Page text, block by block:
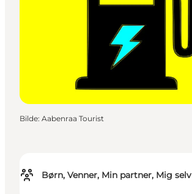
Børn, Venner, Min partner, Mig selv
Bilde: Aabenraa Tourist